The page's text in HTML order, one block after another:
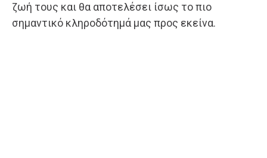
ζωή τους και θα αποτελέσει ίσως το πιο
σημαντικό κληροδότημά μας προς εκείνα.